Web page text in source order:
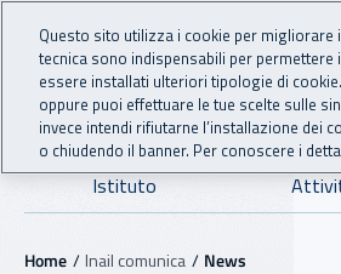
Vai al menu principale
Vai al contenuto principale
INAIL -
Navigazione
Istituto
Navigazione - Ti trovi in:
Home Inail comunica News
Questo sito utilizza i cookie per migliorare
tecnica sono indispensabili per
essere installati ulteriori tipologie di cookie.
oppure puoi effettuare le tue scelte sulle
invece intendi rifiutarne l’installazione dei
o chiudendo il banner. Per conoscere i